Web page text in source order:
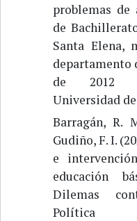
problemas
de
Santa Elena,
departamento
de 2012
Universidad
Barragán, R.
Gudiño, F. I.
e
educación
Dilemas